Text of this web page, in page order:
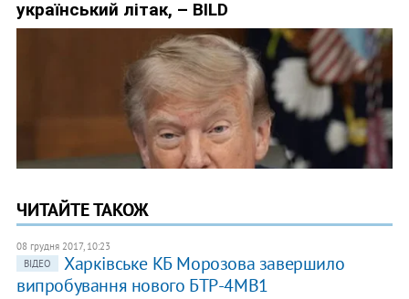
ЧИТАЙТЕ ТАКОЖ
08 грудня 2017, 10:23
ВІДЕО
Харківське КБ Морозова завершило
випробування нового БТР-4МВ1